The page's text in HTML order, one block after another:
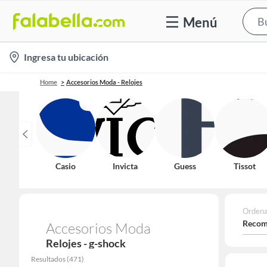
Menú
location-
icon
Ingresa tu ubicación
Home Accesorios Moda - Relojes
Casio Invicta Guess Tissot
Accesorios Moda
Relojes - g-shock
Resultados (471)